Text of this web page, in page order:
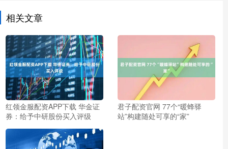
相关文章
红领金服配资APP下载 华金证
券：给予中研股份买入评级
君子配资官网 77个“暖蜂驿
站”构建随处可享的“家”